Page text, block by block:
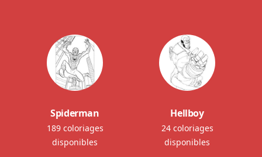
Spiderman
189 coloriages
disponibles
Hellboy
24 coloriages
disponibles